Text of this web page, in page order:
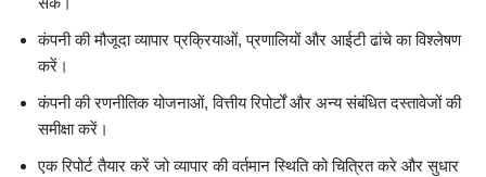
कंपनी की मौजूदा व्यापार प्रक्रियाओं, प्रणालियों और आईटी ढांचे का विश्लेषण
करें।
कंपनी की रणनीतिक योजनाओं, वित्तीय रिपोर्टों और अन्य संबंधित दस्तावेजों की
समीक्षा करें।
एक रिपोर्ट तैयार करें जो व्यापार की वर्तमान स्थिति को चित्रित करे और सुधार